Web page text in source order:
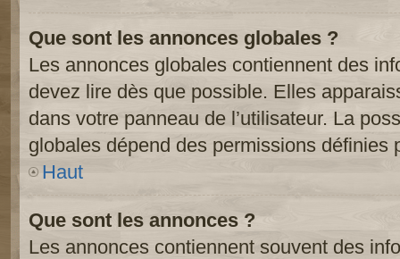
Que sont les annonces globales ?
Les annonces globales contiennent des
devez lire dès que possible. Elles
dans votre panneau de l’utilisateur. La
globales dépend des permissions définies
Haut
Que sont les annonces ?
Les annonces contiennent souvent des